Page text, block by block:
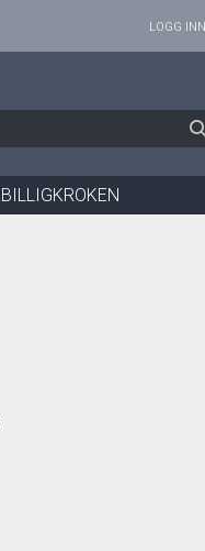
LOGG INN
BILLIGKROKEN